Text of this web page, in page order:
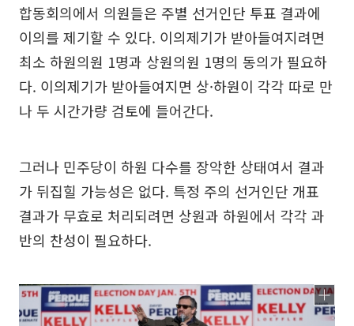
합동회의에서 의원들은 주별 선거인단 투표 결과에
이의를 제기할 수 있다. 이의제기가 받아들여지려면
최소 하원의원 1명과 상원의원 1명의 동의가 필요하
다. 이의제기가 받아들여지면 상·하원이 각각 따로 만
나 두 시간가량 검토에 들어간다.
그러나 민주당이 하원 다수를 장악한 상태여서 결과
가 뒤집힐 가능성은 없다. 특정 주의 선거인단 개표
결과가 무효로 처리되려면 상원과 하원에서 각각 과
반의 찬성이 필요하다.